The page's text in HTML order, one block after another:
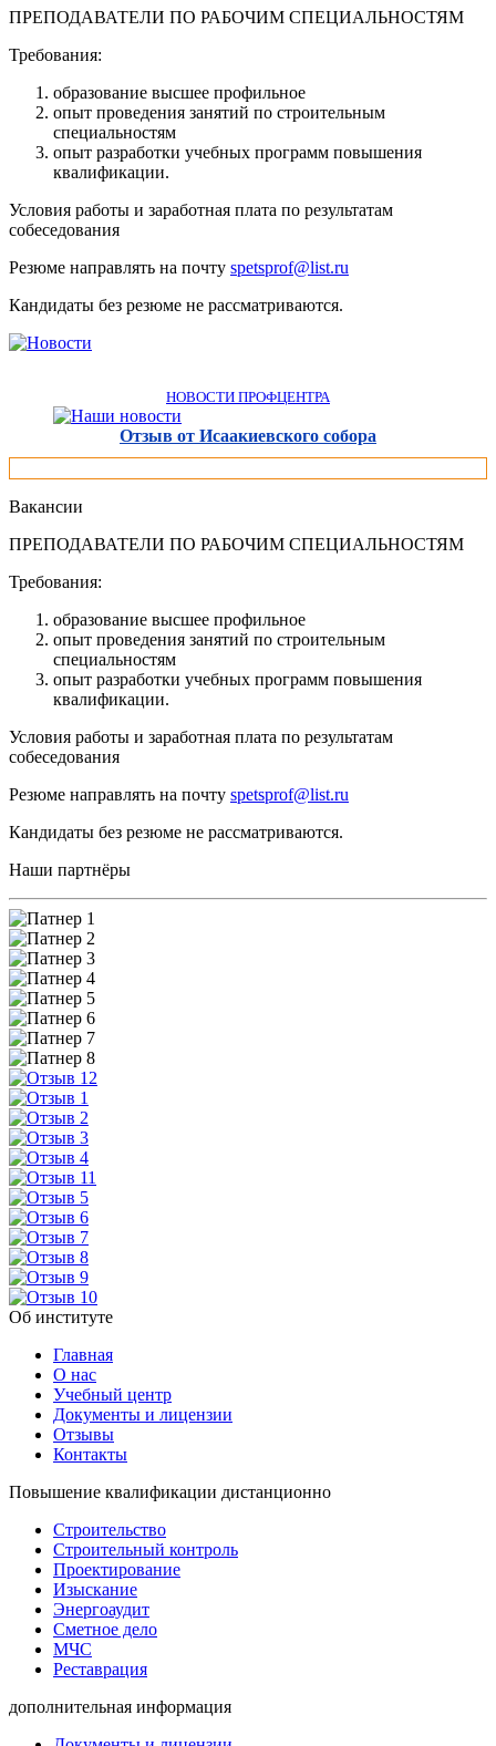
ПРЕПОДАВАТЕЛИ ПО РАБОЧИМ СПЕЦИАЛЬНОСТЯМ
Требования:
образование высшее профильное
опыт проведения занятий по строительным
специальностям
опыт разработки учебных программ повышения
квалификации.
Условия работы и заработная плата по результатам
собеседования
Резюме направлять на почту spetsprof@list.ru
Кандидаты без резюме не рассматриваются.
НОВОСТИ ПРОФЦЕНТРА
Отзыв от Исаакиевского собора
Вакансии
ПРЕПОДАВАТЕЛИ ПО РАБОЧИМ СПЕЦИАЛЬНОСТЯМ
Требования:
образование высшее профильное
опыт проведения занятий по строительным
специальностям
опыт разработки учебных программ повышения
квалификации.
Условия работы и заработная плата по результатам
собеседования
Резюме направлять на почту spetsprof@list.ru
Кандидаты без резюме не рассматриваются.
Наши партнёры
Об институте
Главная
О нас
Учебный центр
Документы и лицензии
Отзывы
Контакты
Повышение квалификации дистанционно
Строительство
Строительный контроль
Проектирование
Изыскание
Энергоаудит
Сметное дело
МЧС
Реставрация
дополнительная информация